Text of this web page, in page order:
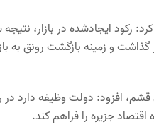
رکود ایجادشده در بازار،
و زمینه بازگشت رونق به
قشم، افزود: دولت وظیفه دارد
اقتصاد جزیره را فراهم کند.